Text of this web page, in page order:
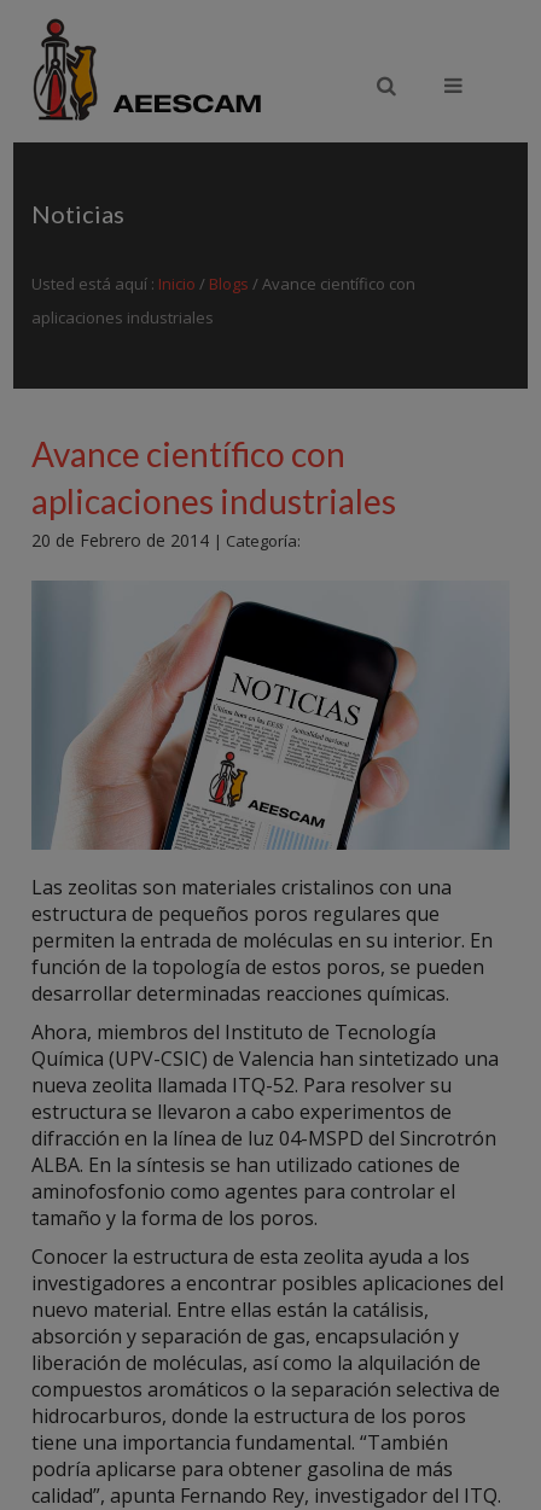
Noticias
Usted está aquí : Inicio / Blogs / Avance científico con
aplicaciones industriales
Avance científico con
aplicaciones industriales
20 de Febrero de 2014 | Categoría:
Las zeolitas son materiales cristalinos con una
estructura de pequeños poros regulares que
permiten la entrada de moléculas en su interior. En
función de la topología de estos poros, se pueden
desarrollar determinadas reacciones químicas.
Ahora, miembros del Instituto de Tecnología
Química (UPV-CSIC) de Valencia han sintetizado una
nueva zeolita llamada ITQ-52. Para resolver su
estructura se llevaron a cabo experimentos de
difracción en la línea de luz 04-MSPD del Sincrotrón
ALBA. En la síntesis se han utilizado cationes de
aminofosfonio como agentes para controlar el
tamaño y la forma de los poros.
Conocer la estructura de esta zeolita ayuda a los
investigadores a encontrar posibles aplicaciones del
nuevo material. Entre ellas están la catálisis,
absorción y separación de gas, encapsulación y
liberación de moléculas, así como la alquilación de
compuestos aromáticos o la separación selectiva de
hidrocarburos, donde la estructura de los poros
tiene una importancia fundamental. “También
podría aplicarse para obtener gasolina de más
calidad”, apunta Fernando Rey, investigador del ITQ.